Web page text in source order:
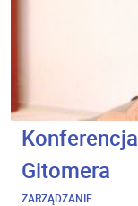
Gitomera
ZARZĄDZANIE